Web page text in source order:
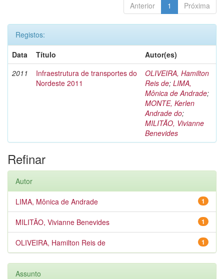
Anterior 1 Próxima
Registos:
Data
Título
Autor(es)
2011
Infraestrutura de transportes do
Nordeste 2011
OLIVEIRA, Hamilton
Reis de; LIMA,
Mônica de Andrade;
MONTE, Kerlen
Andrade do;
MILITÃO, Vivianne
Benevides
Refinar
Autor
1
LIMA, Mônica de Andrade
1
MILITÃO, Vivianne Benevides
1
OLIVEIRA, Hamilton Reis de
Assunto